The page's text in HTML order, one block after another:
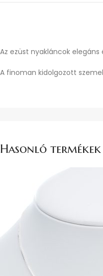
Az ezüst nyakláncok
A finoman kidolgozott
Hasonló termékek